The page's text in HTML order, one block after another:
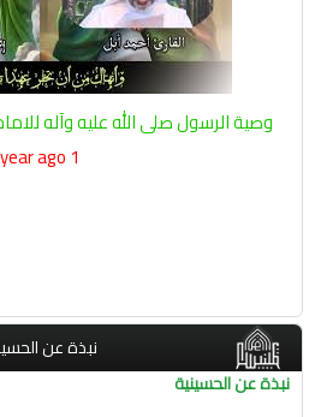
وصية الرسول صلى الله عليه وآله
1 year ago
نبذة عن
نبذة عن الحسينية